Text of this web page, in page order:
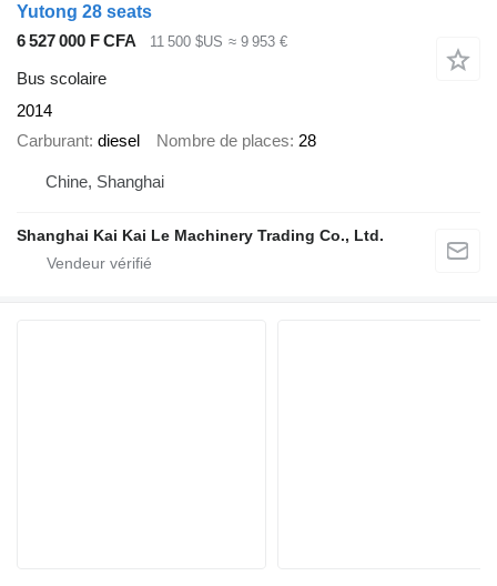
Yutong 28 seats
6 527 000 F CFA
11 500 $US ≈ 9 953 €
Bus scolaire
2014
Carburant diesel Nombre de places 28
Chine, Shanghai
Shanghai Kai Kai Le Machinery Trading Co., Ltd.